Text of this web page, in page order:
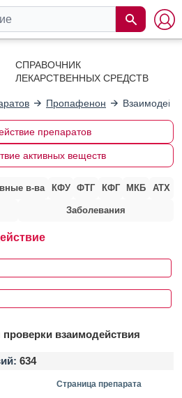
СПРАВОЧНИК
ЛЕКАРСТВЕННЫХ СРЕДСТВ
Пропафенон
препаратов
активных веществ
в-ва КФУ ФТГ КФГ МКБ АТХ
Заболевания
взаимодействия
634
Страница препарата